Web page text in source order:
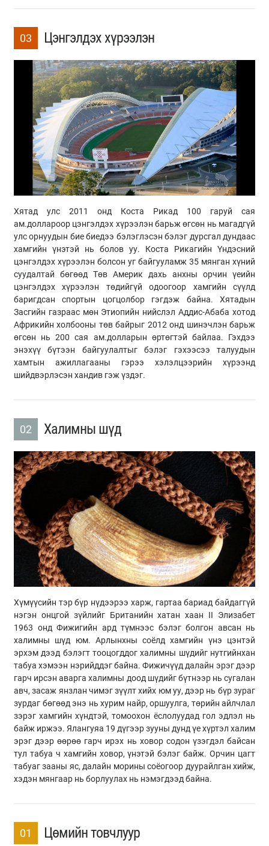
03 Цэнгэлдэх хүрээлэн
Хятад улс 2011 онд Коста Рикад 100 гаруй сая
ам.доллароор цэнгэлдэх хүрээлэн барьж өгсөн нь магадгүй
улс орнуудын бие биедээ бэлэглэсэн бэлэг дурсгал дундаас
хамгийн үнэтэй нь болов уу. Коста Рикагийн Үндэсний
цэнгэлдэх хүрээлэн болсон уг байгууламж 35 мянган хүний
суудалтай бөгөөд Төв Америк дахь анхны орчин үеийн
цэнгэлдэх хүрээлэн төдийгүй одоогоор хамгийн сүүлд
баригдсан спортын цогцолбор гэгдэж байна. Хятадын
Засгийн газраас мөн Этиопийн нийслэл Аддис-Абаба хотод
Африкийн холбооны төв байрыг 2012 онд шинэчлэн барьж
өгсөн нь 200 сая ам.долларын өртөгтэй байлаа. Гэхдээ
энэхүү бүтээн байгуулалтыг бэлэг гэхээсээ талуудын
хамтын ажиллагааны гэрээ хэлэлцээрийн хүрээнд
шийдвэрлэсэн хандив гэж үздэг.
02 Халимны шүд
Хүмүүсийн тэр бүр нүдээрээ харж, гартаа бариад байдаггүй
нэгэн онцгой зүйлийг Британийн хатан хаан II Элизабет
1963 онд Фижигийн ард түмнээс бэлэг болгон авсан нь
халимны шүд юм. Арлынхны соёлд хамгийн үнэ цэнтэй
эрхэм дээд бэлэгт тооцогддог халимны шүдийг нутгийнхан
табуа хэмээн нэрийддэг байна. Фижичүүд далайн эрэг дээр
гарч ирсэн аварга халимны доод шүдийг бүтнээр нь сугалан
авч, засаж янзлан чимэг зүүлт хийх юм уу, дээр нь бүр зураг
зурдаг бөгөөд энэ нь хурим найр, оршуулга, төрийн айлчлал
зэрэг хамгийн хүндтэй, томоохон ёслолуудад гол эдлэл нь
байж иржээ. Ялангуяа 19 дүгээр зууны дунд үе хүртэл халим
эрэг дээр өөрөө гарч ирэх нь ховор содон үзэгдэл байсан
тул табуа ч хамгийн ховор, үнэтэй бэлэг байж. Орчин цагт
табуаг зааны яс, далайн морины соёогоор дуурайлган хийж,
хэдэн мянгаар нь борлуулах нь нэмэгдээд байна.
01 Цөмийн товчлуур